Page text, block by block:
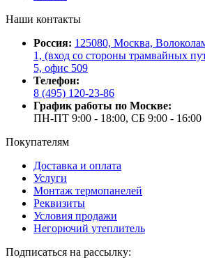
Наши контакты
Россия: 125080, Москва,
1, (вход со стороны трамвайных
5, офис 509
Телефон:
8 (495) 120-23-86
График работы по Москве:
ПН-ПТ 9:00 - 18:00, СБ 9:00 - 16:00
Покупателям
Доставка и оплата
Услуги
Монтаж термопанелей
Реквизиты
Условия продажи
Негорючий утеплитель
Подписаться на рассылку: